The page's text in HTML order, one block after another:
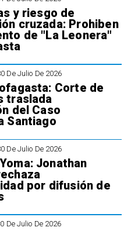
y riesgo de
cruzada: Prohiben
de "La Leonera"
De Julio De 2026
Corte de
traslada
del Caso
Santiago
De Julio De 2026
Jonathan
por difusión de
De Julio De 2026